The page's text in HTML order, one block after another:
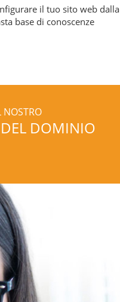
il tuo sito web dalla
base di conoscenze
NOSTRO
DEL DOMINIO